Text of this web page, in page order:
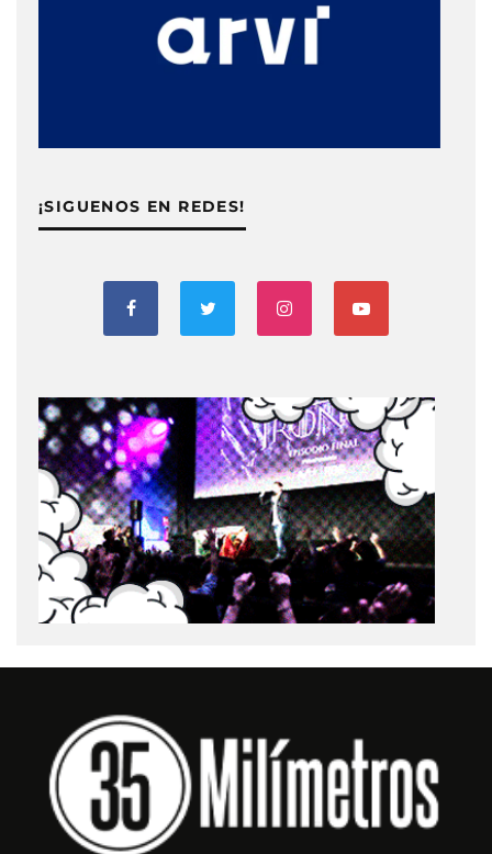
¡SIGUENOS EN REDES!